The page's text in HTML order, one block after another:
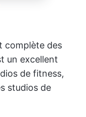
complète des
un excellent
de fitness,
studios de